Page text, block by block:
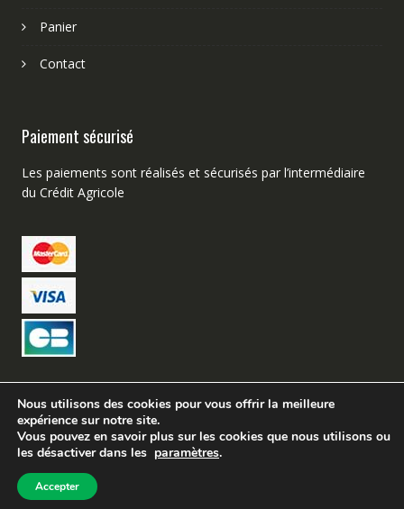
Panier
Contact
Paiement sécurisé
Les paiements sont réalisés et sécurisés par l’intermédiaire
du Crédit Agricole
Création de site web Avignon – Buzz Micro
Nous utilisons des cookies pour vous offrir la meilleure
expérience sur notre site.
Vous pouvez en savoir plus sur les cookies que nous utilisons ou
les désactiver dans les paramètres.
Accepter